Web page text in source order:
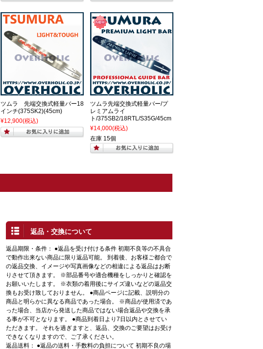
ツムラ 先端交換式軽量バー18
インチ(375SK2)(45cm)
¥12,900(税込)
ツムラ先端交換式軽量バー/プ
レミアムライ
ト/375SB2/18RTL/S35G/45cm
¥14,000(税込)
在庫 15個
返品・交換について
返品期限・条件： ●返品を受け付ける条件 初期不良等の不具合
で動作出来ない商品に限り返品可能。 到着後、お客様ご都合で
の返品交換、イメージや写真画像などの相違による返品はお断
りさせて頂きます。 ※部品番号や適合機種をしっかりと確認を
お願いいたします。 ※衣類の着用後にサイズ違いなどの返品交
換もお受け致しておりません。 ●商品ページに記載、説明分の
商品と明らかに異なる商品であった場合。 ※商品が使用済であ
った場合、当店から発送した商品ではない場合返品や交換を承
る事が不可となります。 ●商品到着日より7日以内とさせてい
ただきます。 それを過ぎますと、返品、交換のご要望はお受け
できなくなりますので、ご了承ください。
返品送料： ●返品の送料・手数料の負担について 初期不良の場